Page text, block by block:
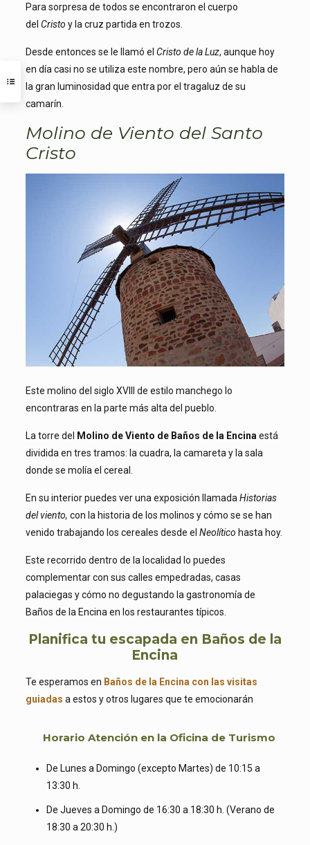
Para sorpresa de todos se encontraron el cuerpo
del Cristo y la cruz partida en trozos.
Desde entonces se le llamó el Cristo de la Luz, aunque hoy
en día casi no se utiliza este nombre, pero aún se habla de
la gran luminosidad que entra por el tragaluz de su
camarín.
Molino de Viento del Santo
Cristo
Este molino del siglo XVIII de estilo manchego lo
encontraras en la parte más alta del pueblo.
La torre del Molino de Viento de Baños de la Encina está
dividida en tres tramos: la cuadra, la camareta y la sala
donde se molía el cereal.
En su interior puedes ver una exposición llamada Historias
del viento, con la historia de los molinos y cómo se se han
venido trabajando los cereales desde el Neolítico hasta hoy.
Este recorrido dentro de la localidad lo puedes
complementar con sus calles empedradas, casas
palaciegas y cómo no degustando la gastronomía de
Baños de la Encina en los restaurantes típicos.
Planifica tu escapada en Baños de la
Encina
Te esperamos en Baños de la Encina con las visitas
guiadas a estos y otros lugares que te emocionarán
Horario Atención en la Oficina de Turismo
De Lunes a Domingo (excepto Martes) de 10:15 a
13:30 h.
De Jueves a Domingo de 16:30 a 18:30 h. (Verano de
18:30 a 20:30 h.)